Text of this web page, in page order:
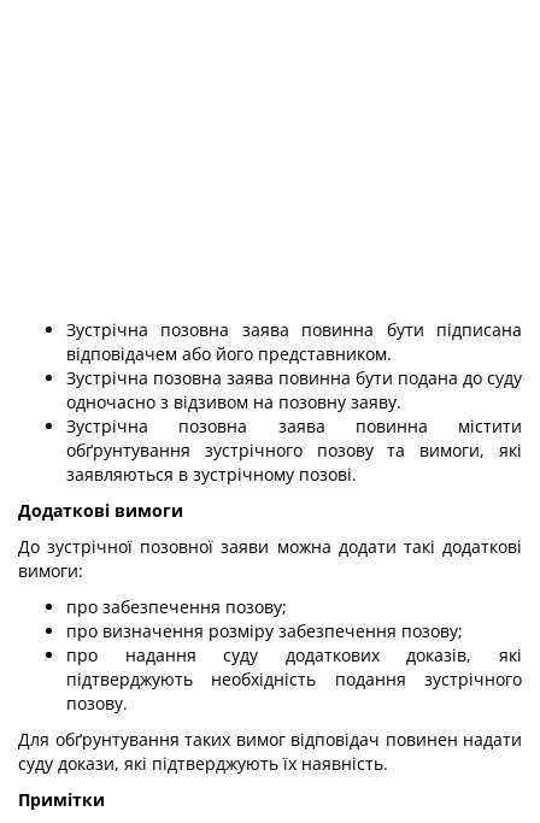
Зустрічна позовна заява повинна бути підписана
відповідачем або його представником.
Зустрічна позовна заява повинна бути подана до суду
одночасно з відзивом на позовну заяву.
Зустрічна позовна заява повинна містити
обґрунтування зустрічного позову та вимоги, які
заявляються в зустрічному позові.
Додаткові вимоги
До зустрічної позовної заяви можна додати такі додаткові
вимоги:
про забезпечення позову;
про визначення розміру забезпечення позову;
про надання суду додаткових доказів, які
підтверджують необхідність подання зустрічного
позову.
Для обґрунтування таких вимог відповідач повинен надати
суду докази, які підтверджують їх наявність.
Примітки